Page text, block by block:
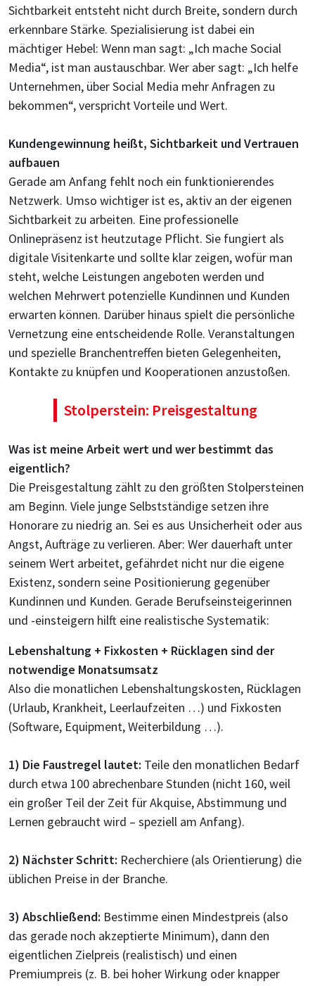
Sichtbarkeit entsteht nicht durch Breite, sondern durch
erkennbare Stärke. Spezialisierung ist dabei ein
mächtiger Hebel: Wenn man sagt: „Ich mache Social
Media“, ist man austauschbar. Wer aber sagt: „Ich helfe
Unternehmen, über Social Media mehr Anfragen zu
bekommen“, verspricht Vorteile und Wert.
Kundengewinnung heißt, Sichtbarkeit und Vertrauen
aufbauen
Gerade am Anfang fehlt noch ein funktionierendes
Netzwerk. Umso wichtiger ist es, aktiv an der eigenen
Sichtbarkeit zu arbeiten. Eine professionelle
Onlinepräsenz ist heutzutage Pflicht. Sie fungiert als
digitale Visitenkarte und sollte klar zeigen, wofür man
steht, welche Leistungen angeboten werden und
welchen Mehrwert potenzielle Kundinnen und Kunden
erwarten können. Darüber hinaus spielt die persönliche
Vernetzung eine entscheidende Rolle. Veranstaltungen
und spezielle Branchentreffen bieten Gelegenheiten,
Kontakte zu knüpfen und Kooperationen anzustoßen.
Stolperstein: Preisgestaltung
Was ist meine Arbeit wert und wer bestimmt das
eigentlich?
Die Preisgestaltung zählt zu den größten Stolpersteinen
am Beginn. Viele junge Selbstständige setzen ihre
Honorare zu niedrig an. Sei es aus Unsicherheit oder aus
Angst, Aufträge zu verlieren. Aber: Wer dauerhaft unter
seinem Wert arbeitet, gefährdet nicht nur die eigene
Existenz, sondern seine Positionierung gegenüber
Kundinnen und Kunden. Gerade Berufseinsteigerinnen
und -einsteigern hilft eine realistische Systematik:
Lebenshaltung + Fixkosten + Rücklagen sind der
notwendige Monatsumsatz
Also die monatlichen Lebenshaltungskosten, Rücklagen
(Urlaub, Krankheit, Leerlaufzeiten …) und Fixkosten
(Software, Equipment, Weiterbildung …).
1) Die Faustregel lautet: Teile den monatlichen Bedarf
durch etwa 100 abrechenbare Stunden (nicht 160, weil
ein großer Teil der Zeit für Akquise, Abstimmung und
Lernen gebraucht wird – speziell am Anfang).
2) Nächster Schritt: Recherchiere (als Orientierung) die
üblichen Preise in der Branche.
3) Abschließend: Bestimme einen Mindestpreis (also
das gerade noch akzeptierte Minimum), dann den
eigentlichen Zielpreis (realistisch) und einen
Premiumpreis (z. B. bei hoher Wirkung oder knapper